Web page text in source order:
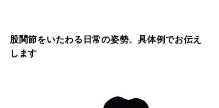
股関節をいたわる日常の姿勢、具体例でお伝え
します